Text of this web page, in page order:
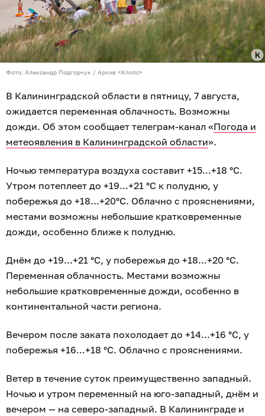
Фото: Александр Подгорчук / Архив «Клопс»
В Калининградской области в пятницу, 7 августа,
ожидается переменная облачность. Возможны
дожди. Об этом сообщает телеграм-канал «Погода и
метеоявления в Калининградской области».
Ночью температура воздуха составит +15...+18 °C.
Утром потеплеет до +19...+21 °C к полудню, у
побережья до +18...+20°C. Облачно с прояснениями,
местами возможны небольшие кратковременные
дожди, особенно ближе к полудню.
Днём до +19...+21 °C, у побережья до +18...+20 °C.
Переменная облачность. Местами возможны
небольшие кратковременные дожди, особенно в
континентальной части региона.
Вечером после заката похолодает до +14...+16 °C, у
побережья +16...+18 °C. Облачно с прояснениями.
Ветер в течение суток преимущественно западный.
Ночью и утром переменный на юго-западный, днём и
вечером — на северо-западный. В Калининграде и